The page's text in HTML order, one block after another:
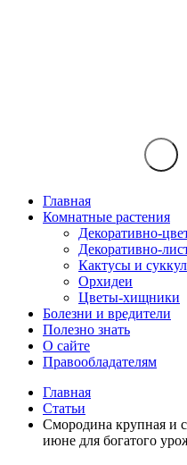
Главная
Комнатные растения
Декоративно-
Декоративно-
Кактусы и
Орхидеи
Цветы-хищники
Болезни и вредители
Полезно знать
О сайте
Правообладателям
Главная
Статьи
Смородина крупная и
июне для богатого